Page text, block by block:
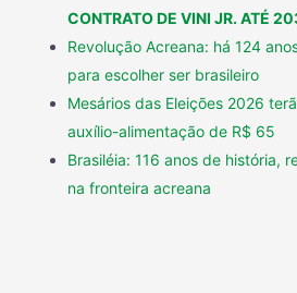
CONTRATO DE VINI JR. ATÉ
Revolução Acreana: há 124
para escolher ser brasileiro
Mesários das Eleições 2026
auxílio-alimentação de R$ 65
Brasiléia: 116 anos de história,
na fronteira acreana